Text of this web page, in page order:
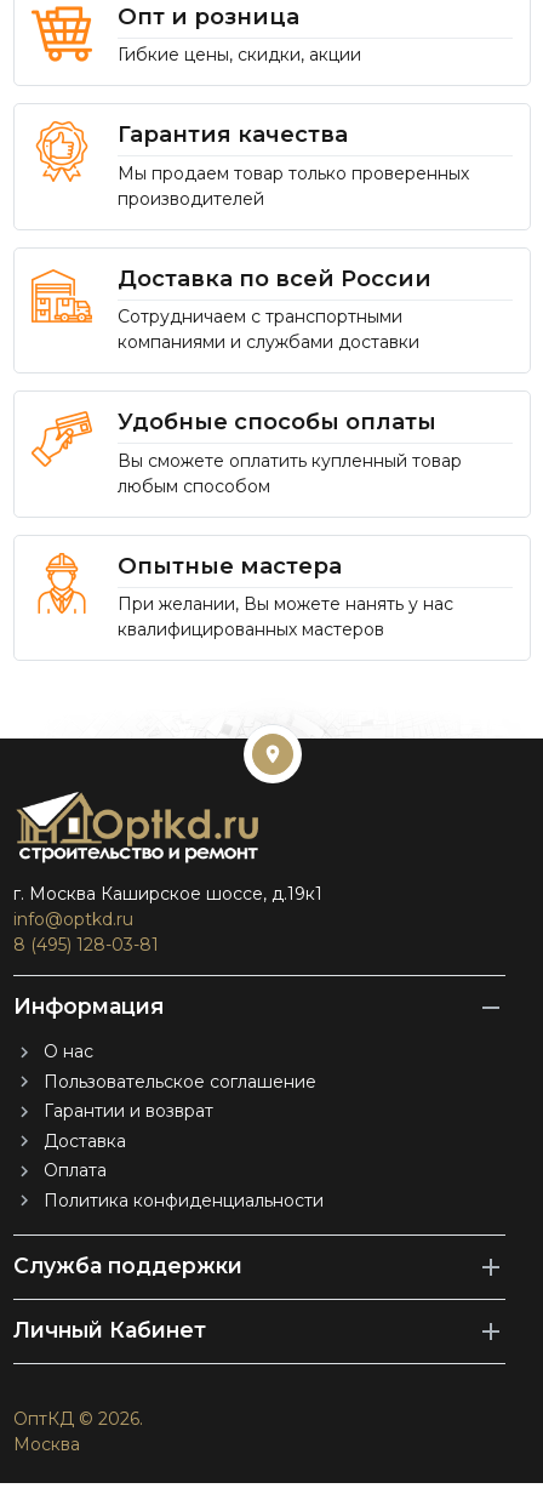
Опт и розница
Гибкие цены, скидки, акции
Гарантия качества
Мы продаем товар только проверенных
производителей
Доставка по всей России
Сотрудничаем с транспортными
компаниями и службами доставки
Удобные способы оплаты
Вы сможете оплатить купленный товар
любым способом
Опытные мастера
При желании, Вы можете нанять у нас
квалифицированных мастеров
г. Москва Каширское шоссе, д.19к1
info@optkd.ru
8 (495) 128-03-81
Информация
О нас
Пользовательское соглашение
Гарантии и возврат
Доставка
Оплата
Политика конфиденциальности
Служба поддержки
Личный Кабинет
ОптКД © 2026.
Москва